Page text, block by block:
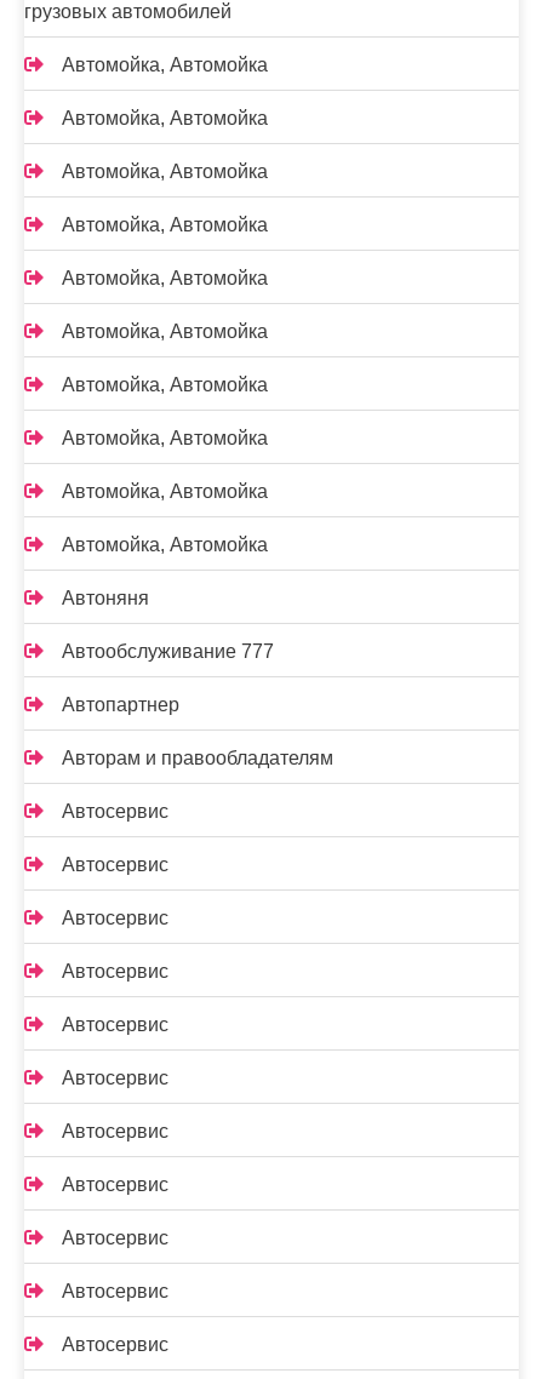
грузовых автомобилей
Автомойка, Автомойка
Автомойка, Автомойка
Автомойка, Автомойка
Автомойка, Автомойка
Автомойка, Автомойка
Автомойка, Автомойка
Автомойка, Автомойка
Автомойка, Автомойка
Автомойка, Автомойка
Автомойка, Автомойка
Автоняня
Автообслуживание 777
Автопартнер
Авторам и правообладателям
Автосервис
Автосервис
Автосервис
Автосервис
Автосервис
Автосервис
Автосервис
Автосервис
Автосервис
Автосервис
Автосервис